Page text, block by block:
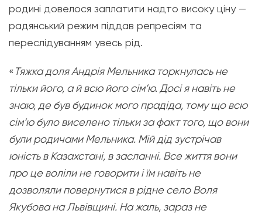
родині довелося заплатити надто високу ціну —
радянський режим піддав репресіям та
переслідуванням увесь рід.
«Тяжка доля Андрія Мельника торкнулась не
тільки його, а й всю його сім’ю. Досі я навіть не
знаю, де був будинок мого прадіда, тому що всю
сім’ю було виселено тільки за факт того, що вони
були родичами Мельника. Мій дід зустрічав
юність в Казахстані, в засланні. Все життя вони
про це воліли не говорити і їм навіть не
дозволяли повернутися в рідне село Воля
Якубова на Львівщині. На жаль, зараз не